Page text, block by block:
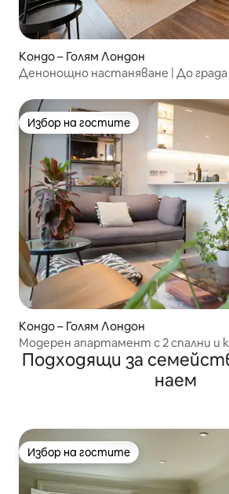
Кондо – Голям Лондон
Денонощно настаняване | До
Избор на гостите
Избор на гостите
Кондо – Голям Лондон
Модерен апартамент с 2 спални и
Денонощен консиерж | Централен
Подходящи за
наем
Избор на гостите
Избор на гостите